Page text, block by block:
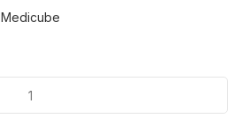
Medicube